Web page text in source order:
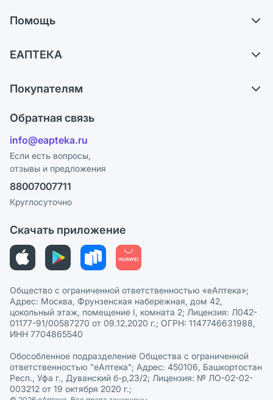
Помощь
Обмен и возврат
Блог
ЕАПТЕКА
Карьера
Поставщики
Лицензия
Реклама на сайте
Ваши товары на ЕАПТЕКЕ
Покупателям
Программа СберСпасибо
Политика конфиденциальности
Пользовательское соглашение
Политика рекомендаций
Этика и соответствие
Политика в отношении обработки персональных данных
Обратная связь
info@eapteka.ru
Если есть вопросы,
отзывы и предложения
88007007711
Круглосуточно
Скачать приложение
Общество с ограниченной ответственностью «еАптека»;
Адрес: Москва, Фрунзенская набережная, дом 42,
цокольный этаж, помещение I, комната 2; Лицензия: Л042-
01177-91/00587270 от 09.12.2020 г.; ОГРН: 1147746631988,
ИНН 7704865540
Обособленное подразделение Общества с ограниченной
ответственностью "еАптека"; Адрес: 450106, Башкортостан
Респ., Уфа г., Дуванский б-р,23/2; Лицензия: № ЛО-02-02-
003212 от 19 октября 2020 г.;